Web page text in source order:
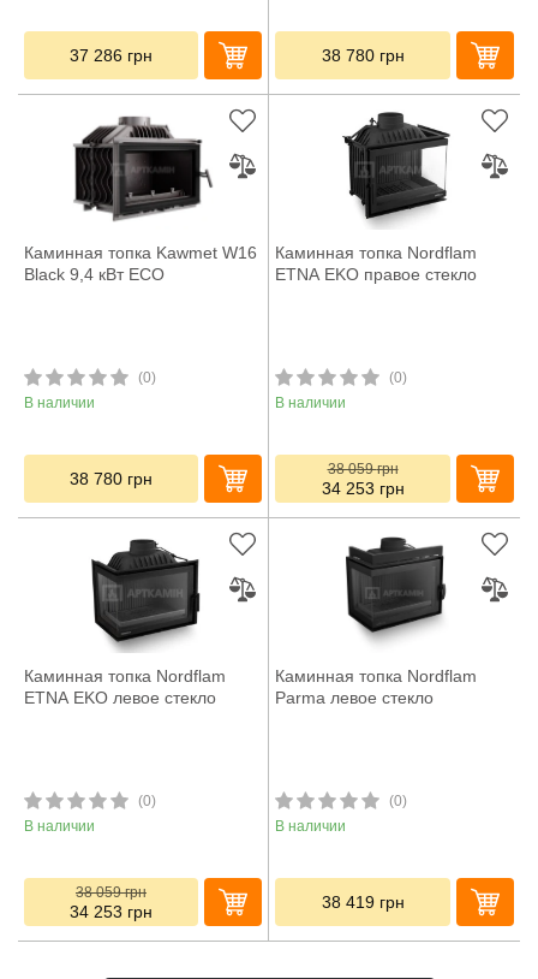
37 286 грн 38 780 грн
Каминная топка Kawmet W16
Black 9,4 кВт ECO
(0)
В наличии
38 780 грн
Каминная топка Nordflam
ETNA EKO правое стекло
(0)
В наличии
38 059грн
34 253 грн
Каминная топка Nordflam
ETNA EKO левое стекло
(0)
В наличии
38 059грн
34 253 грн
Каминная топка Nordflam
Parma левое стекло
(0)
В наличии
38 419 грн